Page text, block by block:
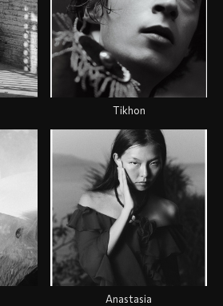
Tikhon
Anastasia